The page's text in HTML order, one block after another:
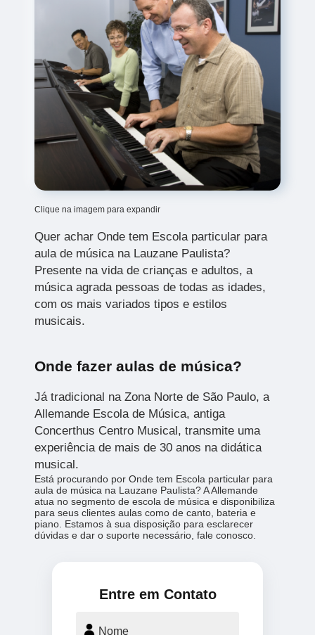
Clique na imagem para expandir
Quer achar Onde tem Escola particular para
aula de música na Lauzane Paulista?
Presente na vida de crianças e adultos, a
música agrada pessoas de todas as idades,
com os mais variados tipos e estilos
musicais.
Onde fazer aulas de música?
Já tradicional na Zona Norte de São Paulo, a
Allemande Escola de Música, antiga
Concerthus Centro Musical, transmite uma
experiência de mais de 30 anos na didática
musical.
Está procurando por Onde tem Escola particular para
aula de música na Lauzane Paulista? A Allemande
atua no segmento de escola de música e disponibiliza
para seus clientes aulas como de canto, bateria e
piano. Estamos à sua disposição para esclarecer
dúvidas e dar o suporte necessário, fale conosco.
Entre em Contato